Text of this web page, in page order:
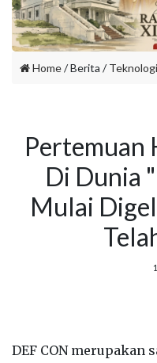
Home/ Berita /Teknologi
Pertemuan
Di Dunia
Mulai
DEF CON merupakan